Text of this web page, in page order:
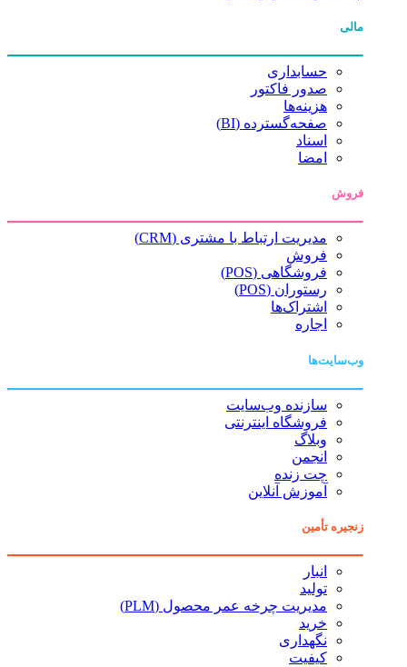
مالی
حسابداری
صدور فاکتور
هزینه‌ها
صفحه‌گسترده (BI)
اسناد
امضا
فروش
مدیریت ارتباط با مشتری (CRM)
فروش
فروشگاهی (POS)
رستوران (POS)
اشتراک‌ها
اجاره
وب‌سایت‌ها
سازنده وب‌سایت
فروشگاه اینترنتی
وبلاگ
انجمن
چت زنده
آموزش آنلاین
زنجیره تأمین
انبار
تولید
مدیریت چرخه عمر محصول (PLM)
خرید
نگهداری
کیفیت